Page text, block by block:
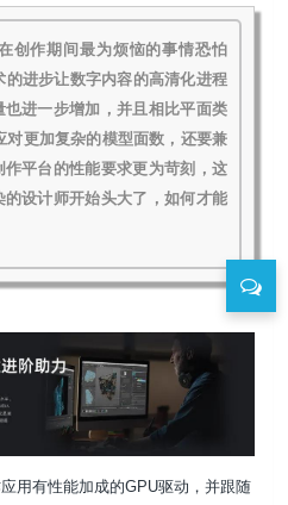
创作期间最为烦恼的事情恐怕
的进步让数字内容的高清化进程
进一步增加，并且相比平面类
对更加复杂的模型面数，还要兼
作平台的性能要求更为苛刻，这
设计师开始头大了，如何才能
用有性能加成的GPU驱动，并跟随